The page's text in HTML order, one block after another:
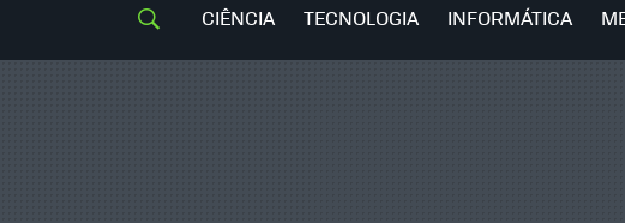
CIÊNCIA TECNOLOGIA INFORMÁTICA